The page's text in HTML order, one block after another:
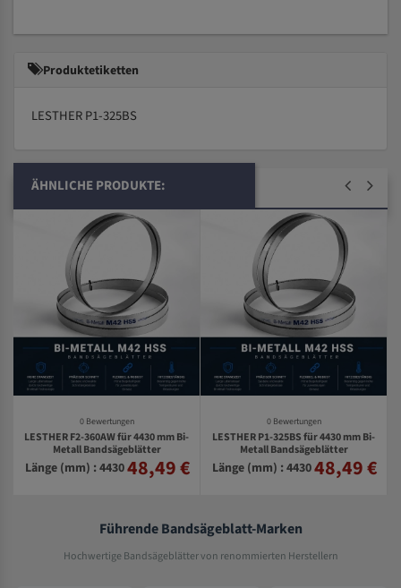
Produktetiketten
LESTHER P1-325BS
ÄHNLICHE PRODUKTE:
0 Bewertungen
LESTHER F2-360AW für 4430 mm Bi-
Metall Bandsägeblätter
Länge (mm) : 443048,49 €
0 Bewertungen
LESTHER P1-325BS für 4430 mm Bi-
Metall Bandsägeblätter
Länge (mm) : 443048,49 €
Führende Bandsägeblatt-Marken
Hochwertige Bandsägeblätter von renommierten Herstellern